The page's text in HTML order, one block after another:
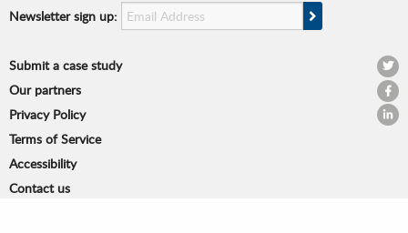
Newsletter sign up: Email Address Sign Up
Submit a case study
Our partners
Privacy Policy
Terms of Service
Accessibility
Contact us